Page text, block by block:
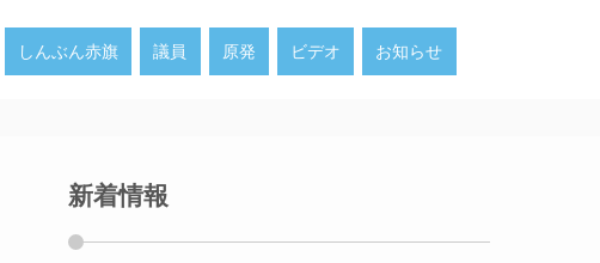
しんぶん赤旗 議員 原発 ビデオ お知らせ
新着情報